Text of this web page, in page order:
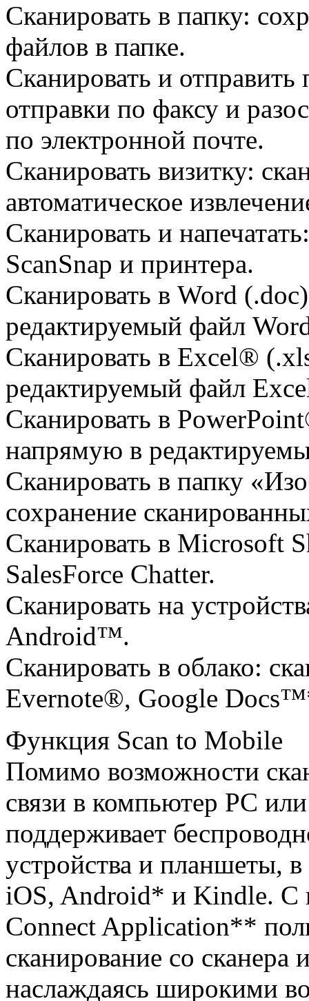
Сканировать в папку:
файлов в папке.
Сканировать и
отправки по факсу и
по электронной почте.
Сканировать визитку:
автоматическое
Сканировать и
ScanSnap и принтера.
Сканировать в Word
редактируемый файл
Сканировать в Excel®
редактируемый файл
Сканировать в
напрямую в
Сканировать в папку
сохранение
Сканировать в Microsoft
SalesForce Chatter.
Сканировать на
Android™.
Сканировать в облако:
Evernote®, Google
Функция Scan to Mobile
Помимо возможности
связи в компьютер PC
поддерживает
устройства и планшеты, в
iOS, Android* и Kindle. С
Connect Application**
сканирование со сканера
наслаждаясь широкими